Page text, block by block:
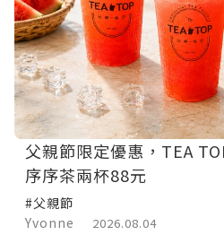
父親節限定優惠，TEA
序序茶兩杯88元
#父親節
Yvonne
2026.08.04